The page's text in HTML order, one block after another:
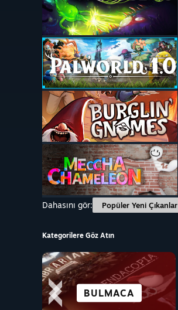
Dahasını gör:
Popüler Yeni Çıkanlar
Kategorilere Göz Atın
BULMACA
AÇIK DÜNYA
GÖRSEL ROMAN
DECK'TE
MÜKEMMEL